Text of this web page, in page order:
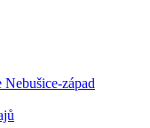
západ